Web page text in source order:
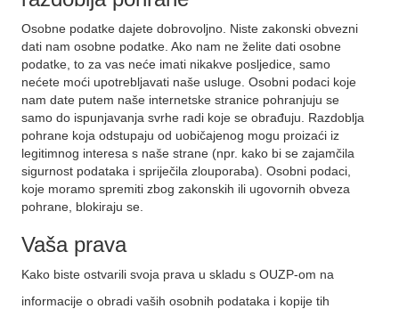
Osobne podatke dajete dobrovoljno. Niste zakonski obvezni
dati nam osobne podatke. Ako nam ne želite dati osobne
podatke, to za vas neće imati nikakve posljedice, samo
nećete moći upotrebljavati naše usluge. Osobni podaci koje
nam date putem naše internetske stranice pohranjuju se
samo do ispunjavanja svrhe radi koje se obrađuju. Razdoblja
pohrane koja odstupaju od uobičajenog mogu proizaći iz
legitimnog interesa s naše strane (npr. kako bi se zajamčila
sigurnost podataka i spriječila zlouporaba). Osobni podaci,
koje moramo spremiti zbog zakonskih ili ugovornih obveza
pohrane, blokiraju se.
Vaša prava
Kako biste ostvarili svoja prava u skladu s OUZP-om na
informacije o obradi vaših osobnih podataka i kopije tih